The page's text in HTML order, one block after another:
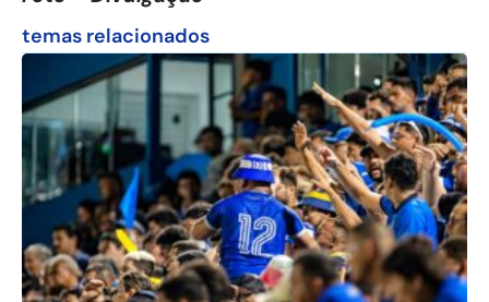
temas relacionados